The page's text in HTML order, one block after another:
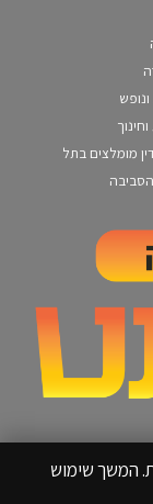
ונופש
מומלצים בתל
המשך שימוש